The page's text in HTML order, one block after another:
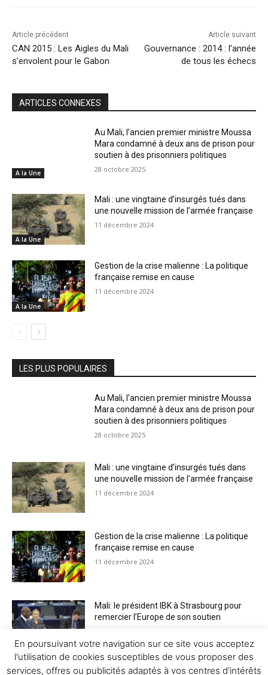
Article précédent
CAN 2015 : Les Aigles du Mali
s’envolent pour le Gabon
Article suivant
Gouvernance : 2014 : l’année
de tous les échecs
ARTICLES CONNEXES
A la Une
Au Mali, l’ancien premier ministre Moussa
Mara condamné à deux ans de prison pour
soutien à des prisonniers politiques
28 octobre 2025
A la Une
Mali : une vingtaine d’insurgés tués dans
une nouvelle mission de l’armée française
11 décembre 2024
A la Une
Gestion de la crise malienne : La politique
française remise en cause
11 décembre 2024
LES PLUS POPULAIRES
Au Mali, l’ancien premier ministre Moussa
Mara condamné à deux ans de prison pour
soutien à des prisonniers politiques
28 octobre 2025
Mali : une vingtaine d’insurgés tués dans
une nouvelle mission de l’armée française
11 décembre 2024
Gestion de la crise malienne : La politique
française remise en cause
11 décembre 2024
Mali: le président IBK à Strasbourg pour
remercier l’Europe de son soutien
Voir plus
En poursuivant votre navigation sur ce site vous acceptez
l'utilisation de cookies susceptibles de vous proposer des
services, offres ou publicités adaptés à vos centres d'intérêts